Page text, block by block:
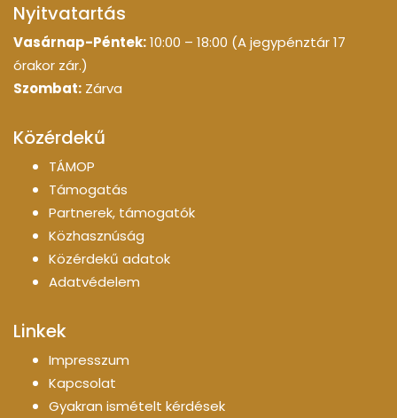
Nyitvatartás
Vasárnap-Péntek:10:00 – 18:00 (A jegypénztár 17
órakor zár.)
Szombat: Zárva
Közérdekű
TÁMOP
Támogatás
Partnerek, támogatók
Közhasznúság
Közérdekű adatok
Adatvédelem
Linkek
Impresszum
Kapcsolat
Gyakran ismételt kérdések